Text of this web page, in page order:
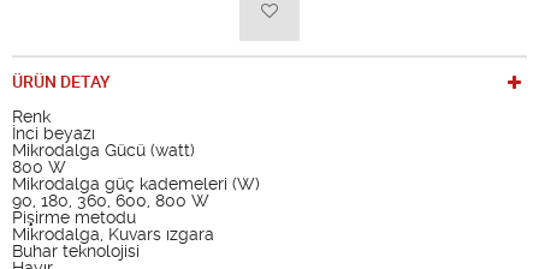
ÜRÜN DETAY
Renk
İnci beyazı
Mikrodalga Gücü (watt)
800 W
Mikrodalga güç kademeleri (W)
90, 180, 360, 600, 800 W
Pişirme metodu
Mikrodalga, Kuvars ızgara
Buhar teknolojisi